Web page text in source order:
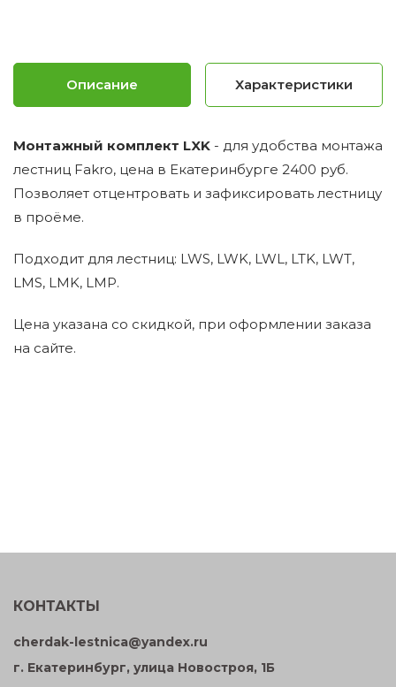
Описание Характеристики
Монтажный комплект LXK - для удобства монтажа
лестниц Fakro, цена в Екатеринбурге 2400 руб.
Позволяет отцентровать и зафиксировать лестницу
в проёме.
Подходит для лестниц: LWS, LWK, LWL, LTK, LWT,
LMS, LMK, LMP.
Цена указана со скидкой, при оформлении заказа
на сайте.
КОНТАКТЫ
cherdak-lestnica@yandex.ru
г. Екатеринбург, улица Новостроя, 1Б